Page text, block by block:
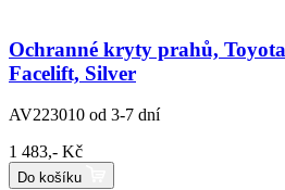
Ochranné kryty prahů,
Facelift, Silver
AV223010 od 3-7 dní
1 483,- Kč
Do košíku